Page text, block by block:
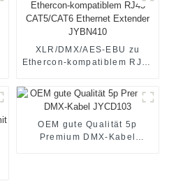
XLR/DMX/AES-EBU zu
Ethercon-kompatiblem RJ45
Extender JYBN410
OEM gute Qualität 5p
Premium DMX-Kabel